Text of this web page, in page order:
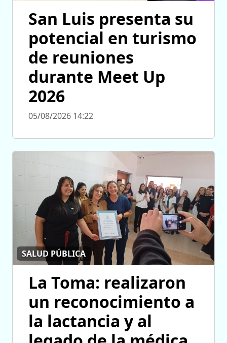
San Luis presenta su
potencial en turismo
de reuniones
durante Meet Up
2026
05/08/2026 14:22
SALUD PÚBLICA
La Toma: realizaron
un reconocimiento a
la lactancia y al